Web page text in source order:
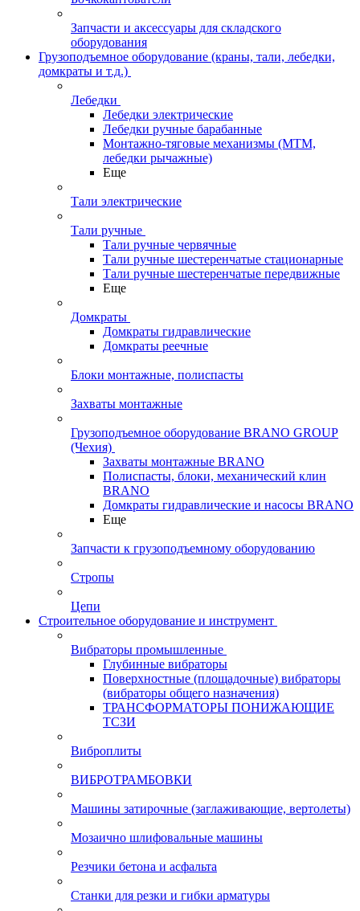
Запчасти и аксессуары для складского
оборудования
Грузоподъемное оборудование (краны, тали, лебедки,
домкраты и т.д.)
Лебедки
Лебедки электрические
Лебедки ручные барабанные
Монтажно-тяговые механизмы (МТМ,
лебедки рычажные)
Еще
Тали электрические
Тали ручные
Тали ручные червячные
Тали ручные шестеренчатые стационарные
Тали ручные шестеренчатые передвижные
Еще
Домкраты
Домкраты гидравлические
Домкраты реечные
Блоки монтажные, полиспасты
Захваты монтажные
Грузоподъемное оборудование BRANO GROUP
(Чехия)
Захваты монтажные BRANO
Полиспасты, блоки, механический клин
BRANO
Домкраты гидравлические и насосы BRANO
Еще
Запчасти к грузоподъемному оборудованию
Стропы
Цепи
Строительное оборудование и инструмент
Вибраторы промышленные
Глубинные вибраторы
Поверхностные (площадочные) вибраторы
(вибраторы общего назначения)
ТРАНСФОРМАТОРЫ ПОНИЖАЮЩИЕ
ТСЗИ
Виброплиты
ВИБРОТРАМБОВКИ
Машины затирочные (заглаживающие, вертолеты)
Мозаично шлифовальные машины
Резчики бетона и асфальта
Станки для резки и гибки арматуры